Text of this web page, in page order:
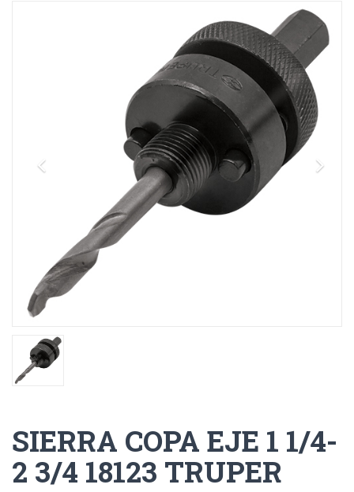
SIERRA COPA EJE 1 1/4-
2 3/4 18123 TRUPER